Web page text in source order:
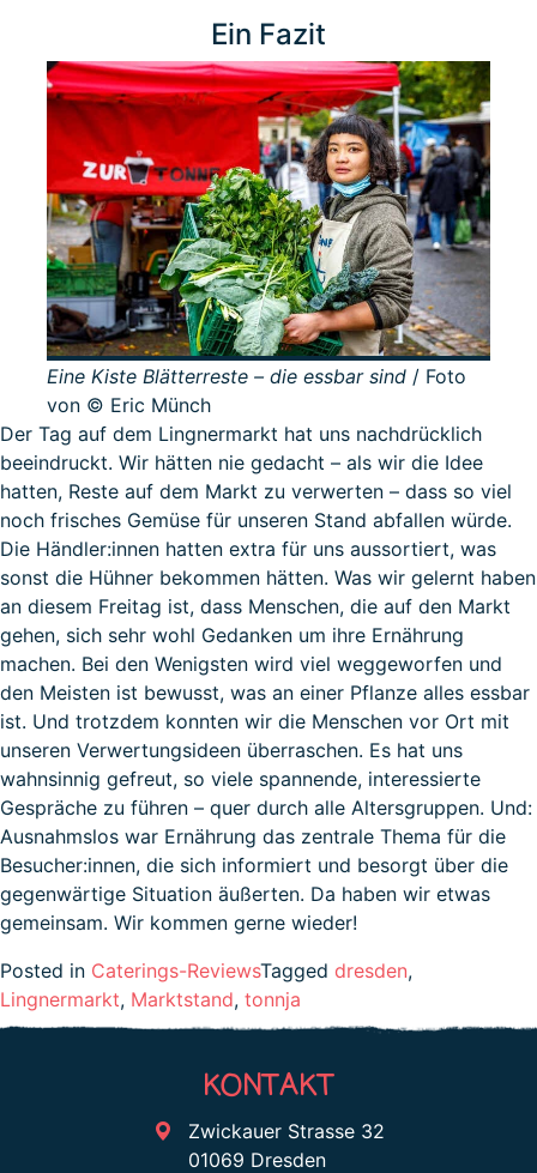
Ein Fazit
Eine Kiste Blätterreste – die essbar sind / Foto
von © Eric Münch
Der Tag auf dem Lingnermarkt hat uns nachdrücklich
beeindruckt. Wir hätten nie gedacht – als wir die Idee
hatten, Reste auf dem Markt zu verwerten – dass so viel
noch frisches Gemüse für unseren Stand abfallen würde.
Die Händler:innen hatten extra für uns aussortiert, was
sonst die Hühner bekommen hätten. Was wir gelernt haben
an diesem Freitag ist, dass Menschen, die auf den Markt
gehen, sich sehr wohl Gedanken um ihre Ernährung
machen. Bei den Wenigsten wird viel weggeworfen und
den Meisten ist bewusst, was an einer Pflanze alles essbar
ist. Und trotzdem konnten wir die Menschen vor Ort mit
unseren Verwertungsideen überraschen. Es hat uns
wahnsinnig gefreut, so viele spannende, interessierte
Gespräche zu führen – quer durch alle Altersgruppen. Und:
Ausnahmslos war Ernährung das zentrale Thema für die
Besucher:innen, die sich informiert und besorgt über die
gegenwärtige Situation äußerten. Da haben wir etwas
gemeinsam. Wir kommen gerne wieder!
Posted in Caterings-ReviewsTagged dresden,
Lingnermarkt, Marktstand, tonnja
KONTAKT
Zwickauer Strasse 32
01069 Dresden